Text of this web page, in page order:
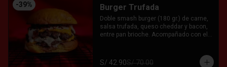
-39% Burger Trufada
Doble smash burger (180 gr.) de carne,
salsa trufada, queso cheddar y bacon,
entre pan brioche. Acompañado con el
S/ 42.90S/ 70.00